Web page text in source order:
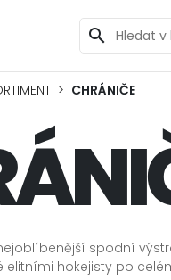
search
CHRÁNIČE
spodní
elitními hokejisty po